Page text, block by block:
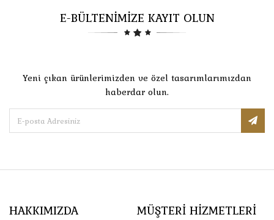
E-BÜLTENİMİZE KAYIT OLUN
Yeni çıkan ürünlerimizden ve özel tasarımlarımızdan
haberdar olun.
HAKKIMIZDA MÜŞTERI HIZMETLERI